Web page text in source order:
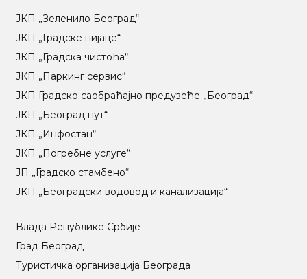
ЈКП „Зеленило Београд“
ЈКП „Градске пијаце“
ЈКП „Градска чистоћа“
ЈКП „Паркинг сервис“
ЈКП Градско саобраћајно предузеће „Београд“
ЈКП „Београд пут“
ЈКП „Инфостан“
ЈКП „Погребне услуге“
ЈП „Градско стамбено“
ЈКП „Београдски водовод и канализација“
Влада Републике Србије
Град Београд
Туристичка организација Београда